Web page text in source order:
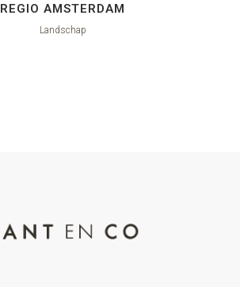
REGIO AMSTERDAM
Landschap